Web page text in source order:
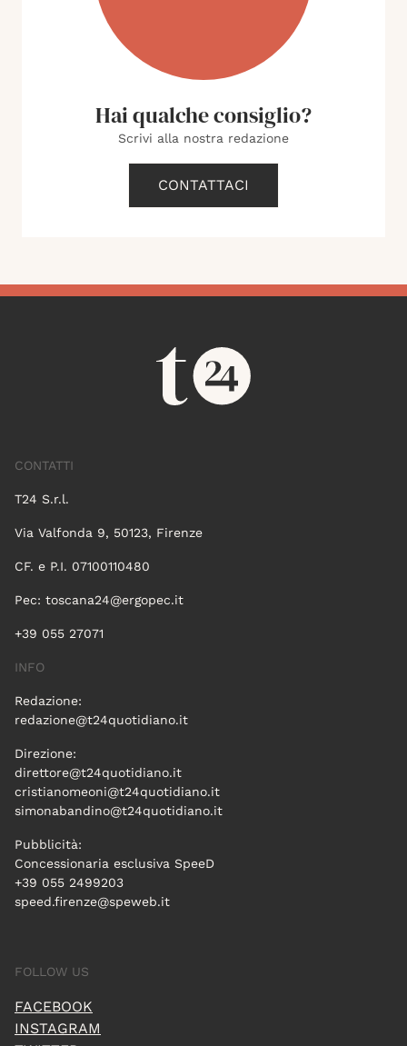
Hai qualche consiglio?
Scrivi alla nostra redazione
CONTATTACI
CONTATTI
T24 S.r.l.
Via Valfonda 9, 50123, Firenze
CF. e P.I. 07100110480
Pec: toscana24@ergopec.it
+39 055 27071
INFO
Redazione:
redazione@t24quotidiano.it
Direzione:
direttore@t24quotidiano.it
cristianomeoni@t24quotidiano.it
simonabandino@t24quotidiano.it
Pubblicità:
Concessionaria esclusiva SpeeD
+39 055 2499203
speed.firenze@speweb.it
FOLLOW US
FACEBOOK
INSTAGRAM